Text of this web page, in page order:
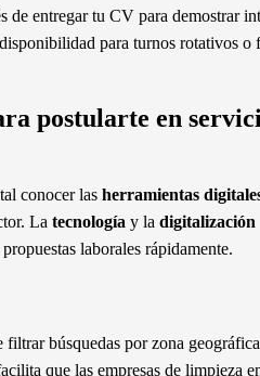
de entregar tu CV para demostrar
para turnos rotativos o
postularte en
conocer las herramientas
La tecnología y la digitalización
laborales rápidamente.
búsquedas por zona
que las empresas de limpieza